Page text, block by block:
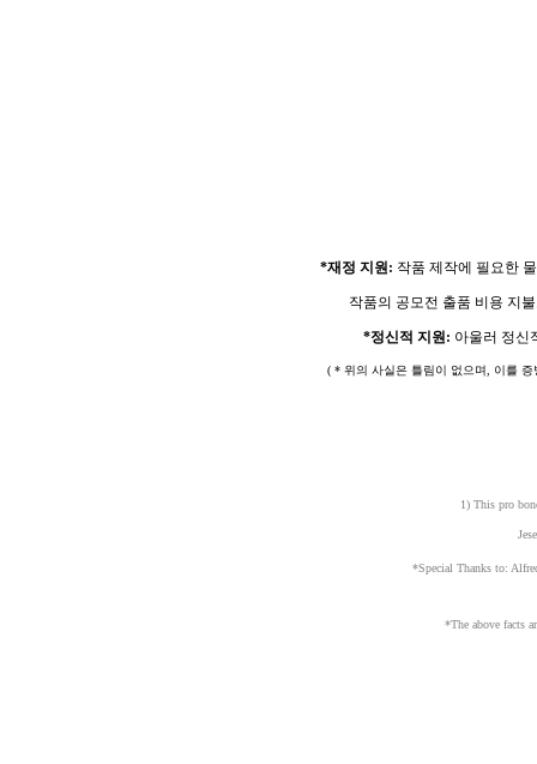
*재정 지원: 작품 제작에 필요한
작품의 공모전 출품 비용 지
*정신적 지원: 아울러 정신
( * 위의 사실은 틀림이 없으며, 이를
1) This pro
*Special Thanks to:
*The above facts